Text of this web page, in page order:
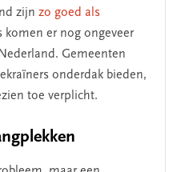
zijn zo goed als
komen er nog ongeveer
Gemeenten
onderdak bieden,
toe verplicht.